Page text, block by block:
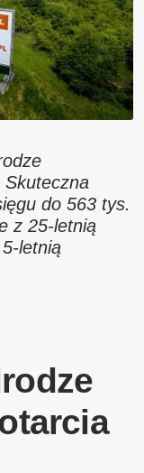
Skuteczna
do 563 tys.
z 25-letnią
letnią